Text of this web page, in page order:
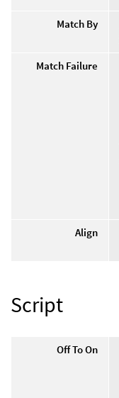
Match By
Match Failure
Align
Script
Off To On